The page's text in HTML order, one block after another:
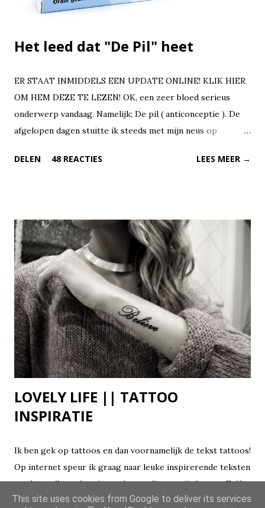
Het leed dat "De Pil" heet
ER STAAT INMIDDELS EEN UPDATE ONLINE! KLIK HIER
OM HEM DEZE TE LEZEN! OK, een zeer bloed serieus
onderwerp vandaag. Namelijk; De pil ( anticonceptie ). De
afgelopen dagen stuitte ik steeds met mijn neus op
het tikken ben, heb ik de Facebook post die ik zojuist heb
DELEN 48 REACTIES LEES MEER →
LOVELY LIFE || TATTOO
INSPIRATIE
Ik ben gek op tattoos en dan voornamelijk de tekst tattoos!
Op internet speur ik graag naar leuke inspirerende teksten
en sla ze allemaal op in een bestandje op mijn laptop. Zelf
heb ik nog een hoop ideetjes die ik wil laten zetten, zo wil
This site uses cookies from Google to deliver its services